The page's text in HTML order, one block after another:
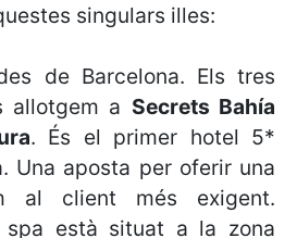
singulars illes:
de Barcelona. Els tres
allotgem a Secrets Bahía
. És el primer hotel 5*
Una aposta per oferir una
al client més exigent.
està situat a la zona